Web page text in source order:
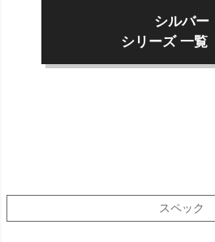
シルバー
シリーズ 一覧
スペック